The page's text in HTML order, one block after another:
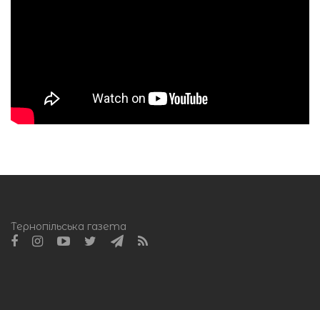
Тернопільська газета